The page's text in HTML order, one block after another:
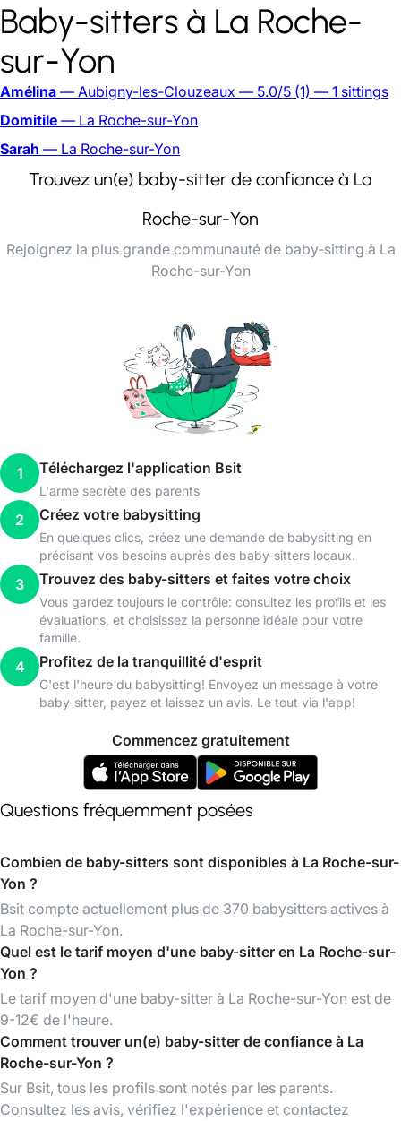
Baby-sitters à La Roche-
sur-Yon
Amélina — Aubigny-les-Clouzeaux — 5.0/5 (1) — 1 sittings
Domitile — La Roche-sur-Yon
Sarah — La Roche-sur-Yon
Trouvez un(e) baby-sitter de confiance à La
Roche-sur-Yon
Rejoignez la plus grande communauté de baby-sitting à La
Roche-sur-Yon
1 Téléchargez l'application Bsit
L'arme secrète des parents
2 Créez votre babysitting
En quelques clics, créez une demande de babysitting en
précisant vos besoins auprès des baby-sitters locaux.
3 Trouvez des baby-sitters et faites votre choix
Vous gardez toujours le contrôle: consultez les profils et les
évaluations, et choisissez la personne idéale pour votre
famille.
4 Profitez de la tranquillité d'esprit
C'est l'heure du babysitting! Envoyez un message à votre
baby-sitter, payez et laissez un avis. Le tout via l'app!
Commencez gratuitement
Questions fréquemment posées
Combien de baby-sitters sont disponibles à La Roche-sur-
Yon ?
Bsit compte actuellement plus de 370 babysitters actives à
La Roche-sur-Yon.
Quel est le tarif moyen d'une baby-sitter en La Roche-sur-
Yon ?
Le tarif moyen d'une baby-sitter à La Roche-sur-Yon est de
9-12€ de l'heure.
Comment trouver un(e) baby-sitter de confiance à La
Roche-sur-Yon ?
Sur Bsit, tous les profils sont notés par les parents.
Consultez les avis, vérifiez l'expérience et contactez